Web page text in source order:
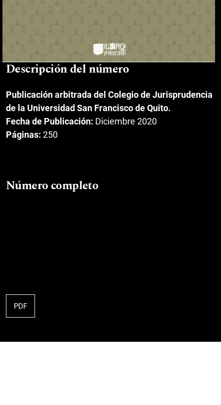
Descripción del número
Publicación arbitrada del Colegio de Jurisprudencia
de la Universidad San Francisco de Quito.
Fecha de Publicación: Diciembre 2020
Páginas: 250
Número completo
PDF